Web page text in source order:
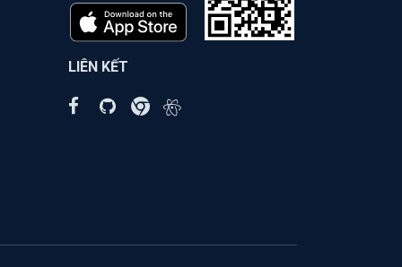
LIÊN KẾT